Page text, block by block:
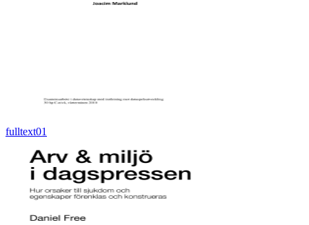
fulltext01